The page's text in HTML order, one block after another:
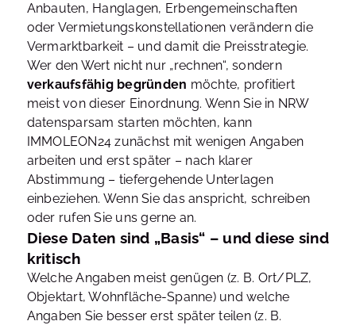
Anbauten, Hanglagen, Erbengemeinschaften
oder Vermietungskonstellationen verändern die
Vermarktbarkeit – und damit die Preisstrategie.
Wer den Wert nicht nur „rechnen“, sondern
verkaufsfähig begründen möchte, profitiert
meist von dieser Einordnung. Wenn Sie in NRW
datensparsam starten möchten, kann
IMMOLEON24 zunächst mit wenigen Angaben
arbeiten und erst später – nach klarer
Abstimmung – tiefergehende Unterlagen
einbeziehen. Wenn Sie das anspricht, schreiben
oder rufen Sie uns gerne an.
Diese Daten sind „Basis“ – und diese sind
kritisch
Welche Angaben meist genügen (z. B. Ort/PLZ,
Objektart, Wohnfläche-Spanne) und welche
Angaben Sie besser erst später teilen (z. B.